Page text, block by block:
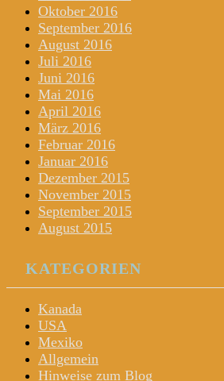
Oktober 2016
September 2016
August 2016
Juli 2016
Juni 2016
Mai 2016
April 2016
März 2016
Februar 2016
Januar 2016
Dezember 2015
November 2015
September 2015
August 2015
KATEGORIEN
Kanada
USA
Mexiko
Allgemein
Hinweise zum Blog